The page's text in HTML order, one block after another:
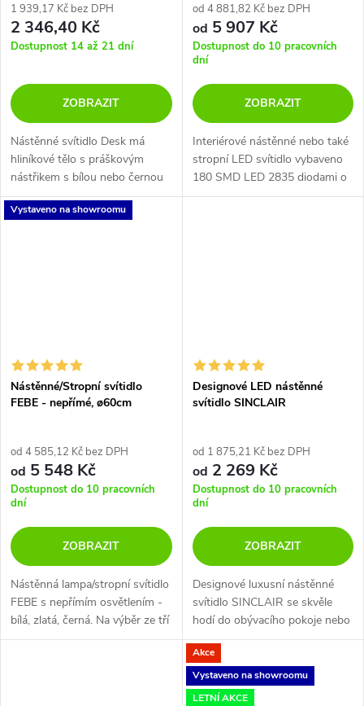
1 939,17 Kč bez DPH
2 346,40 Kč
Dostupnost 14 až 21 dní
ZOBRAZIT
Nástěnné svítidlo Desk má
hliníkové tělo s práškovým
nástřikem s bílou nebo černou
povrchovou úpravou. Saténové
akrylové difuzory. Vyzařování
od 4 881,82 Kč bez DPH
od 5 907 Kč
Dostupnost do 10 pracovních
dní
ZOBRAZIT
Interiérové nástěnné nebo také
stropní LED svítidlo vybaveno
180 SMD LED 2835 diodami o
výkonu 180x0,15W a
Vystaveno na showroomu
Nástěnné/Stropní svítidlo
FEBE - nepřímé, ø60cm
od 4 585,12 Kč bez DPH
od 5 548 Kč
Dostupnost do 10 pracovních
dní
ZOBRAZIT
Nástěnná lampa/stropní svítidlo
FEBE s nepřímím osvětlením -
bílá, zlatá, černá. Na výběr ze tří
velikostí a dvou nastavení
Designové LED nástěnné
svítidlo SINCLAIR
od 1 875,21 Kč bez DPH
od 2 269 Kč
Dostupnost do 10 pracovních
dní
ZOBRAZIT
Designové luxusní nástěnné
svítidlo SINCLAIR se skvěle
hodí do obývacího pokoje nebo
nad jídelní stůl.
Akce
Vystaveno na showroomu
LETNÍ AKCE